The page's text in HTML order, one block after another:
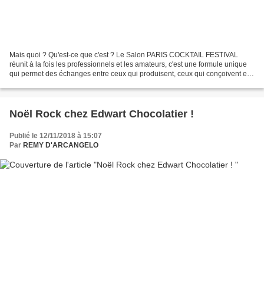
Mais quoi ? Qu'est-ce que c'est ? Le Salon PARIS COCKTAIL FESTIVAL
réunit à la fois les professionnels et les amateurs, c'est une formule unique
qui permet des échanges entre ceux qui produisent, ceux qui conçoivent et
Noël Rock chez Edwart Chocolatier !
Publié le 12/11/2018 à 15:07
Par REMY D'ARCANGELO